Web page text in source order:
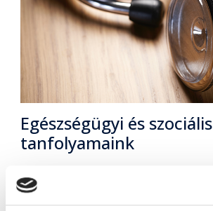
Egészségügyi és szociális
tanfolyamaink
szakképesítés online képzés